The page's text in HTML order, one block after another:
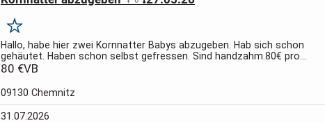
Merken
Hallo, habe hier zwei Kornnatter Babys abzugeben.
Hab sich schon
gehäutet.
Haben schon selbst gefressen. Sind handzahm. 80€ pro
Schlange.
80 €VB
09130 Chemnitz
31.07.2026